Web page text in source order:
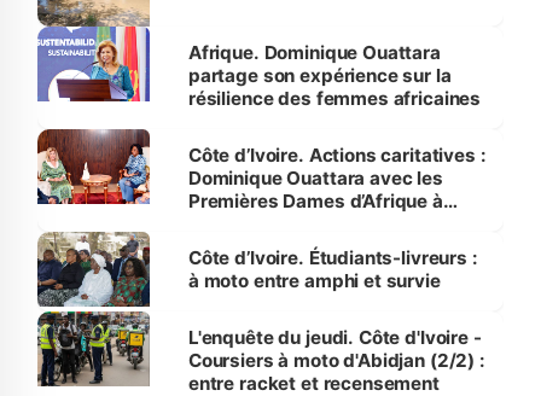
Afrique. Dominique Ouattara
partage son expérience sur la
résilience des femmes africaines
Côte d’Ivoire. Actions caritatives :
Dominique Ouattara avec les
Premières Dames d’Afrique à
Côte d’Ivoire. Étudiants-livreurs :
à moto entre amphi et survie
L'enquête du jeudi. Côte d'Ivoire -
Coursiers à moto d'Abidjan (2/2) :
entre racket et recensement